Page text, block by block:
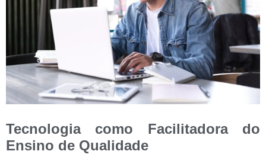
Tecnologia como Facilitadora do
Ensino de Qualidade